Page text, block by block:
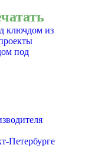
ключдом из
под
Петербурге